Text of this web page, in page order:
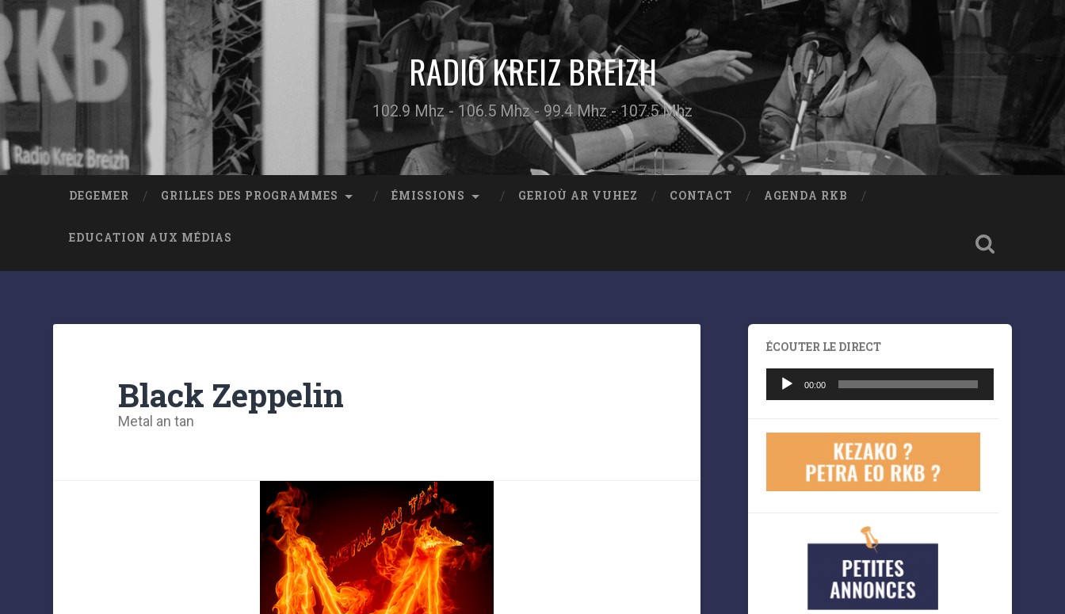
RADIO KREIZ BREIZH
102.9 Mhz - 106.5 Mhz - 99.4 Mhz - 107.5 Mhz
DEGEMER GRILLES DES PROGRAMMES ÉMISSIONS GERIOÙ AR VUHEZ CONTACT AGENDA RKB
EDUCATION AUX MÉDIAS
Black Zeppelin
Metal an tan
ÉCOUTER LE DIRECT
Lecteur
audio
00:00